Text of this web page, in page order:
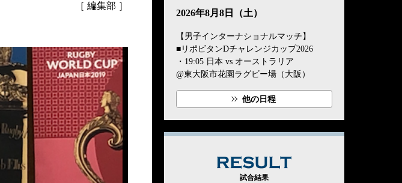
［ 編集部 ］
2026年8月8日（土）
【男子インターナショナルマッチ】
■リポビタンDチャレンジカップ2026
・19:05 日本 vs オーストラリア
@東大阪市花園ラグビー場（大阪）
他の日程
試合結果